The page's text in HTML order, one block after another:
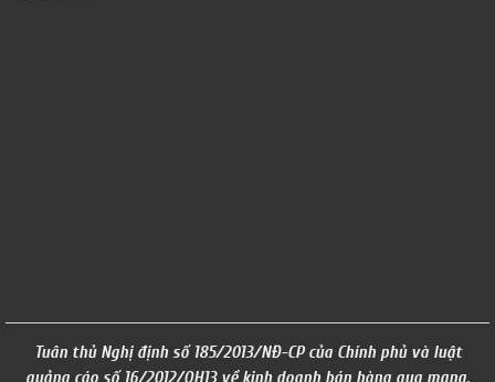
Tuân thủ Nghị định số 185/2013/NĐ-CP của Chính phủ và luật
quảng cáo số 16/2012/QH13 về kinh doanh bán hàng qua mạng.